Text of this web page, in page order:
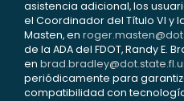
asistencia adicional, los
el Coordinador del Título VI y
Masten, en
de la ADA del FDOT, Randy E.
en
periódicamente para
compatibilidad con